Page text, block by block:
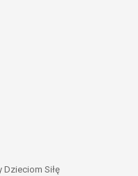
Dzieciom Siłę